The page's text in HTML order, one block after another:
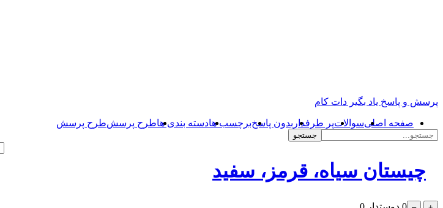
پرسش و پاسخ یاد بگیر دات کام
صفحه اصلیسوالاتپر طرفدار بدون پاسخبرچسب هادسته بندی هاطرح پرسشطرح پرسش
چیستان سیاه، قرمز، سفید